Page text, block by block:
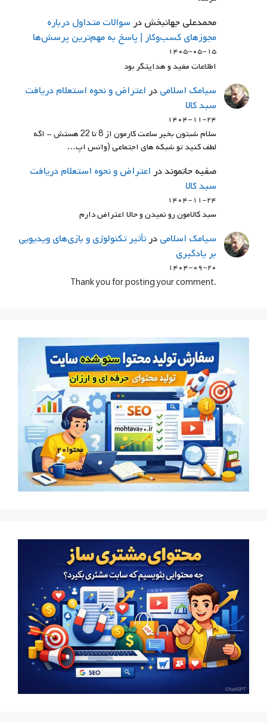
محمدعلی جهانبخشدرسوالات متداول درباره
مجوزهای کسب‌وکار | پاسخ به مهم‌ترین پرسش‌ها
۱۴۰۵-۰۵-۱۵
اطلاعات مفید و هدایتگر بود
سيامك اسلاميدراعتراض و نحوه استعلام دریافت
سبد کالا
۱۴۰۴-۱۱-۲۴
سلام شبتون بخیر ساعت کارمون از 8 تا 22 هستش - اگه
لطف کنید تو شبکه های اجتماعی (واتس اپ…
صفیه حاتمونددراعتراض و نحوه استعلام دریافت
سبد کالا
۱۴۰۴-۱۱-۲۴
سبد کالامون رو نمیدن و حالا اعتراض دارم
سيامك اسلاميدرتأثیر تکنولوژی و بازی‌های ویدیویی
بر یادگیری
۱۴۰۴-۰۹-۲۰
.Thank you for posting your comment